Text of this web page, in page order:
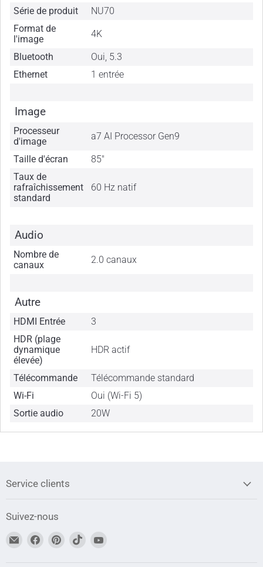
Série de produit
NU70
Format de
l'image
4K
Bluetooth
Oui, 5.3
Ethernet
1 entrée
Image
Processeur
d'image
a7 AI Processor Gen9
Taille d'écran
85"
Taux de
rafraîchissement
standard
60 Hz natif
Audio
Nombre de
canaux
2.0 canaux
Autre
HDMI Entrée
3
HDR (plage
dynamique
élevée)
HDR actif
Télécommande
Télécommande standard
Wi-Fi
Oui (Wi-Fi 5)
Sortie audio
20W
Service clients
Suivez-nous
Trouvez-Trouvez-Trouvez-Trouvez-